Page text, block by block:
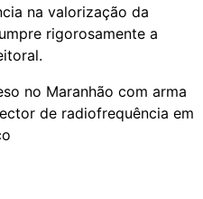
na valorização da
rigorosamente a
no Maranhão com arma
de radiofrequência em